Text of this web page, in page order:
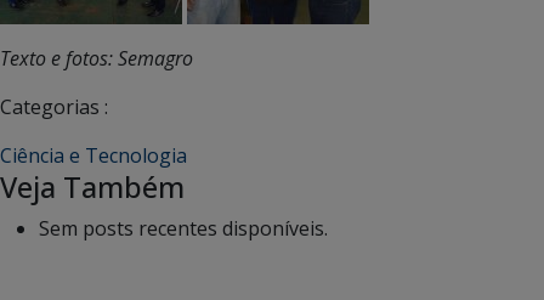
Texto e fotos: Semagro
Categorias :
Ciência e Tecnologia
Veja Também
Sem posts recentes disponíveis.